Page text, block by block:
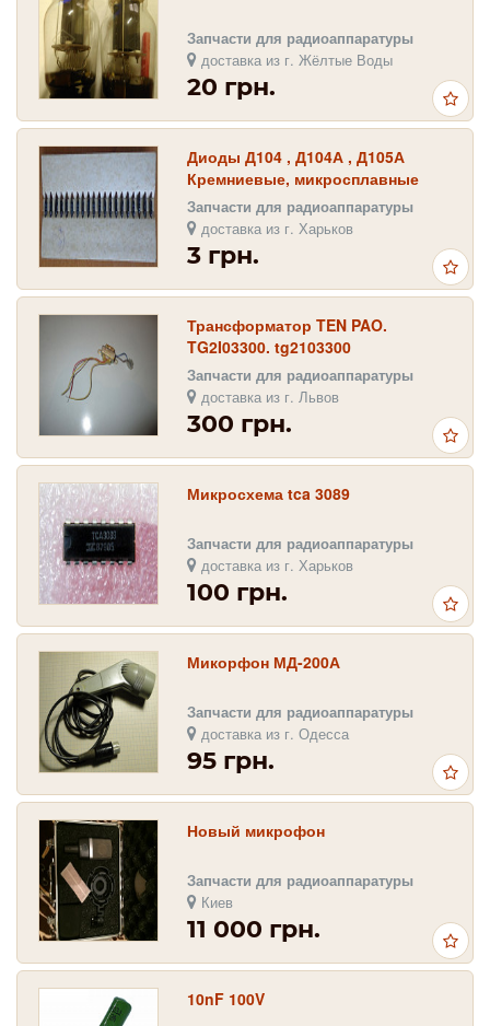
Запчасти для радиоаппаратуры
доставка из г. Жёлтые Воды
20 грн.
Диоды Д104 , Д104А , Д105А
Кремниевые, микросплавные
Запчасти для радиоаппаратуры
доставка из г. Харьков
3 грн.
Трансформатор TEN PAO.
TG2I03300. tg2103300
Запчасти для радиоаппаратуры
доставка из г. Львов
300 грн.
Микросхема tca 3089
Запчасти для радиоаппаратуры
доставка из г. Харьков
100 грн.
Микорфон МД-200А
Запчасти для радиоаппаратуры
доставка из г. Одесса
95 грн.
Новый микрофон
Запчасти для радиоаппаратуры
Киев
11 000 грн.
10nF 100V